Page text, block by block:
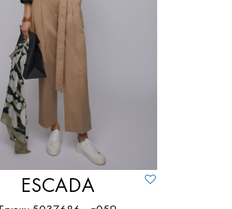
ESCADA